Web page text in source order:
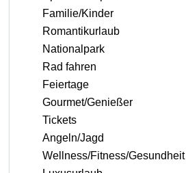
Familie/Kinder
Romantikurlaub
Nationalpark
Rad fahren
Feiertage
Gourmet/Genießer
Tickets
Angeln/Jagd
Wellness/Fitness/Gesundheit